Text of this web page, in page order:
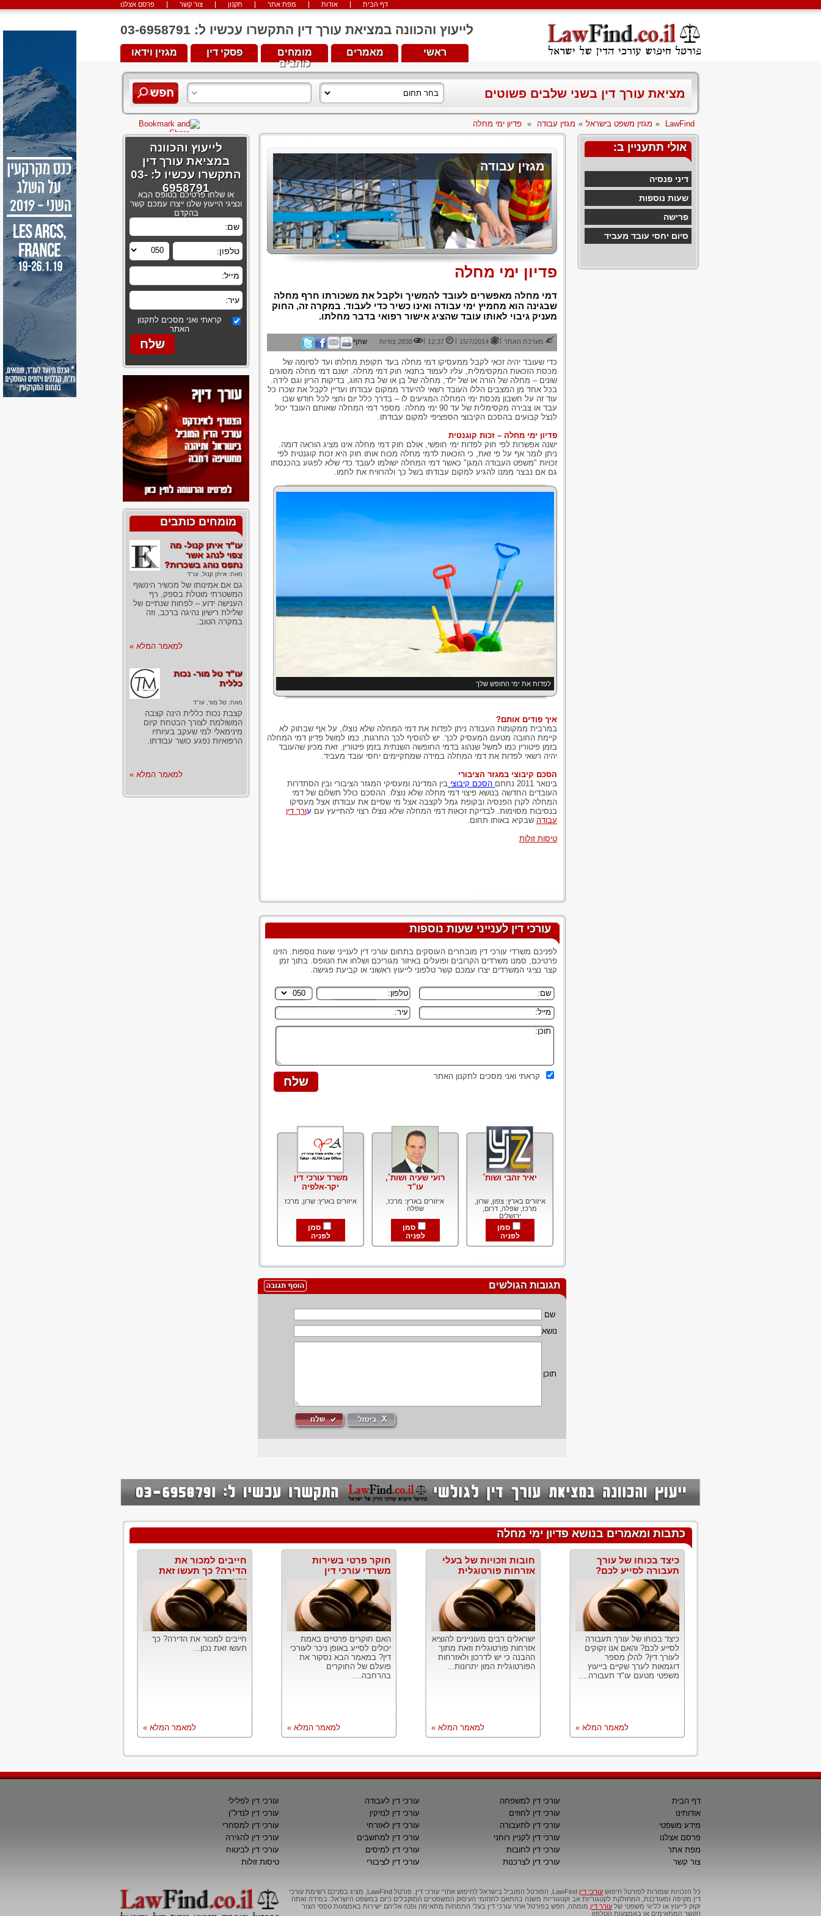
פרסם אצלנו צור קשר תקנון מפת אתר אודות דף הבית
לייעוץ והכוונה במציאת עורך דין התקשרו עכשיו ל: 03-6958791
מגזין וידאו פסקי דין
מומחים
כותבים
מאמרים ראשי
מציאת עורך דין בשני שלבים פשוטים
LawFind
» מגזין משפט בישראל » מגזין עבודה » פדיון ימי מחלה
אולי תתעניין ב:
דיני פנסיה
שעות נוספות
פרישה
סיום יחסי עובד מעביד
מגזין עבודה
פדיון ימי מחלה
דמי מחלה מאפשרים לעובד להמשיך ולקבל את משכורתו חרף מחלה
שבגינה הוא מחמיץ ימי עבודה ואינו כשיר כדי לעבוד. במקרה זה, החוק
מעניק גיבוי לאותו עובד שהציג אישור רפואי בדבר מחלתו.
מערכת האתר |
15/7/2014
|
12:37
| 2838 צפיות שתף
כדי שעובד יהיה זכאי לקבל ממעסיקו דמי מחלה בעד תקופת מחלתו ועד לסיומה של
מכסת הזכאות המקסימלית, עליו לעמוד בתנאי חוק דמי מחלה. ישנם דמי מחלה מסוגים
שונים – מחלה של הורה או של ילד, מחלה של בן או של בת הזוג, בדיקות הריון וגם לידה.
בכל אחד מן המצבים הללו העובד רשאי להיעדר ממקום עבודתו ועדיין לקבל את שכרו כל
עוד זה על חשבון מכסת ימי המחלה המגיעים לו – בדרך כלל יום וחצי לכל חודש שבו
עבד או צבירה מקסימלית של עד 90 ימי מחלה. מספר דמי המחלה שאותם העובד יכול
לנצל קבועים בהסכם הקיבוצי הספציפי למקום עבודתו.
פדיון ימי מחלה – זכות קוגנטית
ישנה אפשרות לפי חוק לפדות ימי חופשי, אולם חוק דמי מחלה אינו מציג הוראה דומה.
ניתן לומר אף על פי זאת, כי הזכאות לדמי מחלה מכוח אותו חוק היא זכות קוגנטית לפי
זכויות "משפט העבודה המגן" כאשר דמי המחלה ישולמו לעובד כדי שלא לפגוע בהכנסתו
גם אם נבצר ממנו להגיע למקום עבודתו בשל כך ולהרוויח את לחמו.
לפדות את ימי החופש שלך
איך פודים אותם?
במרבית ממקומות העבודה ניתן לפדות את דמי המחלה שלא נוצלו, על אף שבחוק לא
קיימת החובה מטעם המעסיק לכך. יש להוסיף לכך החרגות, כמו למשל פדיון דמי המחלה
בזמן פיטורין כמו למשל שנהוג בדמי החופשה השנתית בזמן פיטורין. זאת מכיון שהעובד
יהיה רשאי לפדות את דמי המחלה במידה שמתקיימים יחסי עובד מעביד.
הסכם קיבוצי במגזר הציבורי
בינואר 2011 נחתם
הסכם קיבוצי בין המדינה ומעסיקי המגזר הציבורי ובין הסתדרות
העובדים החדשה בנושא פיצוי דמי מחלה שלא נוצלו. ההסכם כולל תשלום של דמי
המחלה לקרן הפנסיה ובקופת גמל לקצבה אצל מי שסיים את עבודתו אצל מעסיקו
בנסיבות מסוימות. לבדיקת זכאות דמי המחלה שלא נוצלו רצוי להתייעץ עם עורך דין
עבודה שבקיא באותו תחום.
טיסות זולות
עורכי דין לענייני שעות נוספות
לפניכם משרדי עורכי דין מובחרים העוסקים בתחום עורכי דין לענייני שעות נוספות. הזינו
פרטיכם, סמנו משרדים הקרובים ופועלים באיזור מגוריכם ושלחו את הטופס. בתוך זמן
קצר נציגי המשרדים יצרו עמכם קשר טלפוני לייעוץ ראשוני או קביעת פגישה.
קראתי ואני מסכים לתקנון האתר
יאיר זהבי ושות´
איזורים בארץ: צפון, שרון,
מרכז, שפלה, דרום,
ירושלים
סמן
לפניה
רועי שעיה ושות´,
עו"ד
איזורים בארץ: מרכז,
שפלה
סמן
לפניה
משרד עורכי דין
יקר-אלפיה
איזורים בארץ: שרון, מרכז
סמן
לפניה
תגובות הגולשים
שם
נושא
תוכן
לייעוץ והכוונה
במציאת עורך דין
התקשרו עכשיו ל: 03-
6958791
או שלחו פרטיכם בטופס הבא
ונציגי הייעוץ שלנו ייצרו עמכם קשר
בהקדם
קראתי ואני מסכים לתקנון
האתר
מומחים כותבים
עו"ד איתן קנול- מה
צפוי לנהג אשר
נתפס נוהג בשכרות?
מאת: איתן קנול, עו"ד
גם אם אמינותו של מכשיר הינשוף
המשטרתי מוטלת בספק, רף
הענישה ידוע – לפחות שנתיים של
שלילת רישיון נהיגה ברכב, וזה
במקרה הטוב.
למאמר המלא »
עו"ד טל מור- נכות
כללית
מאת: טל מור, עו"ד
קצבת נכות כללית הינה קצבה
המשולמת לצורך הבטחת קיום
מינימאלי למי שעקב בעיותיו
הרפואיות נפגע כושר עבודתו.
למאמר המלא »
כתבות ומאמרים בנושא פדיון ימי מחלה
כיצד בכוחו של עורך
תעבורה לסייע לכם?
כיצד בכוחו של עורך תעבורה
לסייע לכם? והאם אנו זקוקים
לעורך דין? להלן מספר
דוגמאות לערך שקיים בייעוץ
משפטי מטעם עו"ד תעבורה....
למאמר המלא »
חובות וזכויות של בעלי
אזרחות פורטוגלית
ישראלים רבים מעוניינים להוציא
אזרחות פורטוגלית וזאת מתוך
ההבנה כי יש לדרכון ולאזרחות
הפורטוגלית המון יתרונות...
למאמר המלא »
חוקר פרטי בשירות
משרדי עורכי דין
האם חוקרים פרטיים באמת
יכולים לסייע באופן ניכר לעורכי
דין? במאמר הבא נסקור את
פועלם של החוקרים
בהרחבה....
למאמר המלא »
חייבים למכור את
הדירה? כך תעשו זאת
נכון
חייבים למכור את הדירה? כך
תעשו זאת נכון...
למאמר המלא »
דף הבית
אודותינו
מידע משפטי
פרסם אצלנו
מפת אתר
צור קשר
עורכי דין למשפחה
עורכי דין לחוזים
עורכי דין לתעבורה
עורכי דין לקניין רוחני
עורכי דין לחובות
עורכי דין לצרכנות
עורכי דין לעבודה
עורכי דין לנזיקין
עורכי דין לאזרחי
עורכי דין למחשבים
עורכי דין למיסים
עורכי דין לציבורי
עורכי דין לפלילי
עורכי דין לנדל"ן
עורכי דין למסחרי
עורכי דין להגירה
עורכי דין לביטוח
טיסות זולות
כל הזכויות שמורות לפורטל חיפוש עורכי דין
LawFind, הפורטל המוביל בישראל לחיפוש אחרי עורכי דין. פורטל LawFind, מציג בפניכם רשימת עורכי
דין מקיפה ומעודכנת, המחולקת לקטגוריות אב וקטגוריות משנה בהתאם לתחומי העיסוק המשפטיים המוקבלים כיום במשפט הישראל. במידה ואתה
זקוק לייעוץ או לליווי משפטי של עורך דין מומחה, חפש בפורטל אחר עורכי דין בעלי התמחות מתאימה ופנה אליהם ישירות באמצעות טפסי הצור
הקשר המתאימים או באמצעות הטלפון.